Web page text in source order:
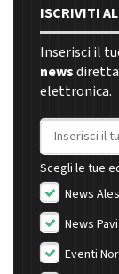
ISCRIVITI
Inserisci il
news
elettronica.
Indirizzo
Scegli le tue
News
News
Eventi